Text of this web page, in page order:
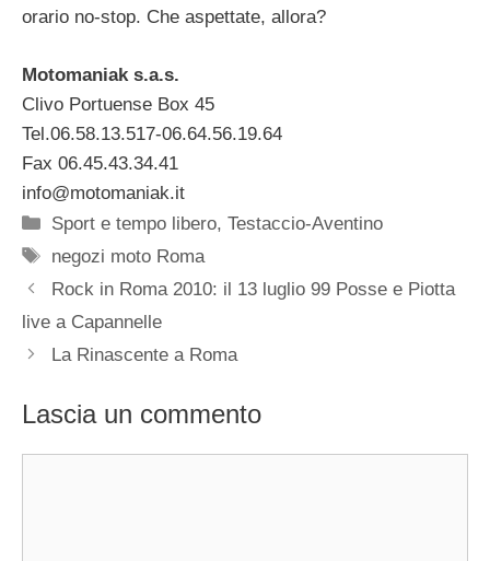
orario no-stop. Che aspettate, allora?
Motomaniak s.a.s.
Clivo Portuense Box 45
Tel.06.58.13.517-06.64.56.19.64
Fax 06.45.43.34.41
info@motomaniak.it
Categorie
Sport e tempo libero,Testaccio-Aventino
Tag
negozi moto Roma
Rock in Roma 2010: il 13 luglio 99 Posse e Piotta
live a Capannelle
La Rinascente a Roma
Lascia un commento